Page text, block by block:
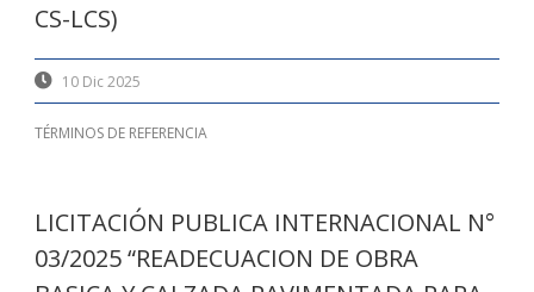
CS-LCS)
10 Dic 2025
TÉRMINOS DE REFERENCIA
LICITACIÓN PUBLICA INTERNACIONAL N°
03/2025 “READECUACION DE OBRA